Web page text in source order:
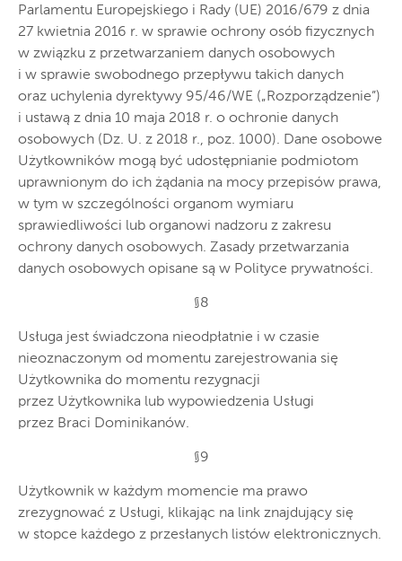
Parlamentu Europejskiego i Rady (UE) 2016/679 z dnia
27 kwietnia 2016 r. w sprawie ochrony osób fizycznych
w związku z przetwarzaniem danych osobowych
i w sprawie swobodnego przepływu takich danych
oraz uchylenia dyrektywy 95/46/WE („Rozporządzenie”)
i ustawą z dnia 10 maja 2018 r. o ochronie danych
osobowych (Dz. U. z 2018 r., poz. 1000). Dane osobowe
Użytkowników mogą być udostępnianie podmiotom
uprawnionym do ich żądania na mocy przepisów prawa,
w tym w szczególności organom wymiaru
sprawiedliwości lub organowi nadzoru z zakresu
ochrony danych osobowych. Zasady przetwarzania
danych osobowych opisane są w Polityce prywatności.
§8
Usługa jest świadczona nieodpłatnie i w czasie
nieoznaczonym od momentu zarejestrowania się
Użytkownika do momentu rezygnacji
przez Użytkownika lub wypowiedzenia Usługi
przez Braci Dominikanów.
§9
Użytkownik w każdym momencie ma prawo
zrezygnować z Usługi, klikając na link znajdujący się
w stopce każdego z przesłanych listów elektronicznych.